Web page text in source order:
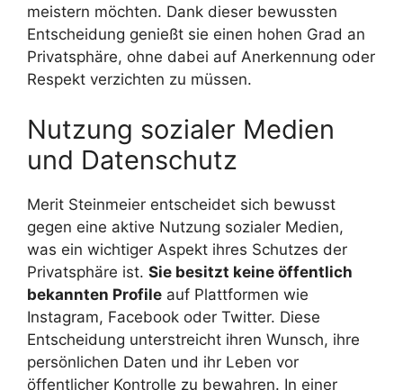
meistern möchten. Dank dieser bewussten
Entscheidung genießt sie einen hohen Grad an
Privatsphäre, ohne dabei auf Anerkennung oder
Respekt verzichten zu müssen.
Nutzung sozialer Medien
und Datenschutz
Merit Steinmeier entscheidet sich bewusst
gegen eine aktive Nutzung sozialer Medien,
was ein wichtiger Aspekt ihres Schutzes der
Privatsphäre ist. Sie besitzt keine öffentlich
bekannten Profile auf Plattformen wie
Instagram, Facebook oder Twitter. Diese
Entscheidung unterstreicht ihren Wunsch, ihre
persönlichen Daten und ihr Leben vor
öffentlicher Kontrolle zu bewahren. In einer